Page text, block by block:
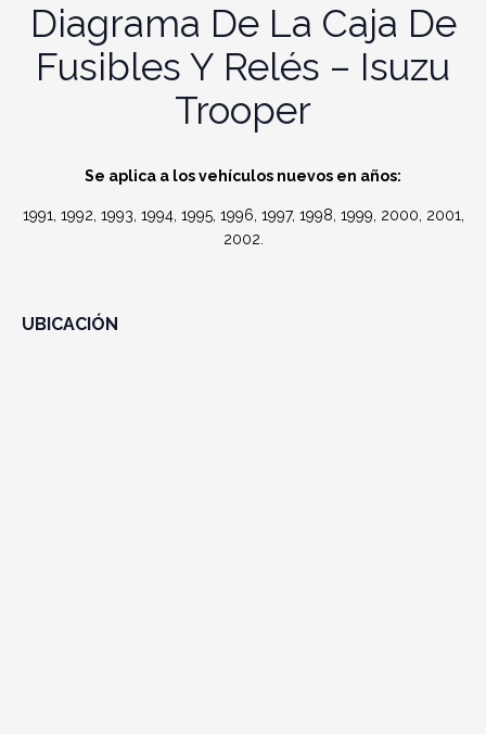
Diagrama De La Caja De
Fusibles Y Relés – Isuzu
Trooper
Se aplica a los vehículos nuevos en años:
1991, 1992, 1993, 1994, 1995, 1996, 1997, 1998, 1999, 2000, 2001,
2002.
UBICACIÓN